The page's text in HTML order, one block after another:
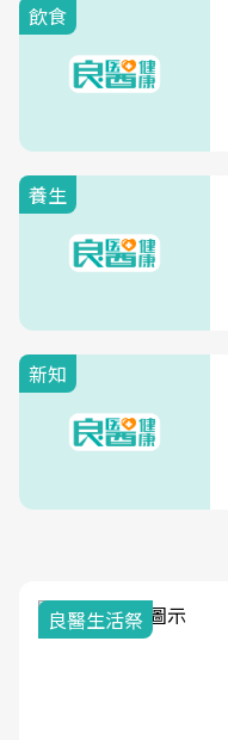
飲食
養生
新知
良醫生活祭